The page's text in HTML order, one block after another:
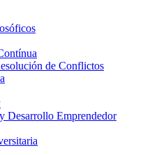
de Conflictos
Desarrollo Emprendedor